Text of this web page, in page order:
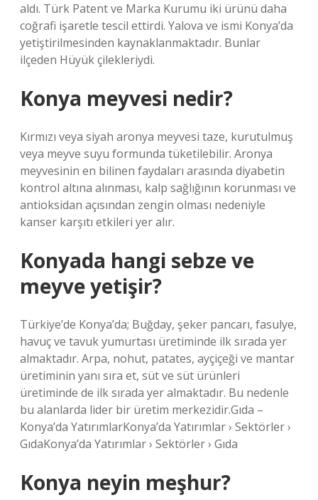
aldı. Türk Patent ve Marka Kurumu iki ürünü daha
coğrafi işaretle tescil ettirdi. Yalova ve ismi Konya’da
yetiştirilmesinden kaynaklanmaktadır. Bunlar
ilçeden Hüyük çilekleriydi.
Konya meyvesi nedir?
Kırmızı veya siyah aronya meyvesi taze, kurutulmuş
veya meyve suyu formunda tüketilebilir. Aronya
meyvesinin en bilinen faydaları arasında diyabetin
kontrol altına alınması, kalp sağlığının korunması ve
antioksidan açısından zengin olması nedeniyle
kanser karşıtı etkileri yer alır.
Konyada hangi sebze ve
meyve yetişir?
Türkiye’de Konya’da; Buğday, şeker pancarı, fasulye,
havuç ve tavuk yumurtası üretiminde ilk sırada yer
almaktadır. Arpa, nohut, patates, ayçiçeği ve mantar
üretiminin yanı sıra et, süt ve süt ürünleri
üretiminde de ilk sırada yer almaktadır. Bu nedenle
bu alanlarda lider bir üretim merkezidir.Gıda –
Konya’da YatırımlarKonya’da Yatırımlar › Sektörler ›
GıdaKonya’da Yatırımlar › Sektörler › Gıda
Konya neyin meşhur?